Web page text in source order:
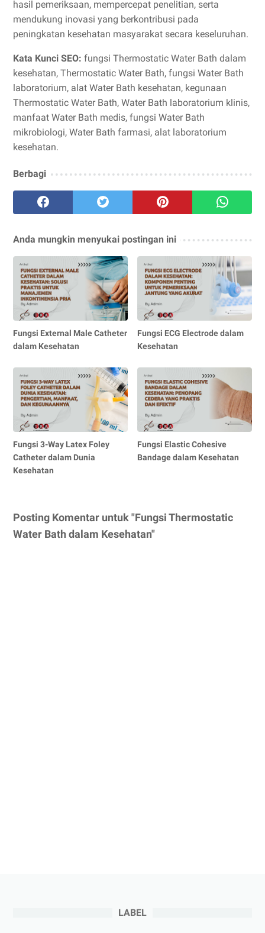
hasil pemeriksaan, mempercepat penelitian, serta
mendukung inovasi yang berkontribusi pada
peningkatan kesehatan masyarakat secara keseluruhan.
Kata Kunci SEO: fungsi Thermostatic Water Bath dalam
kesehatan, Thermostatic Water Bath, fungsi Water Bath
laboratorium, alat Water Bath kesehatan, kegunaan
Thermostatic Water Bath, Water Bath laboratorium klinis,
manfaat Water Bath medis, fungsi Water Bath
mikrobiologi, Water Bath farmasi, alat laboratorium
kesehatan.
Berbagi
Anda mungkin menyukai postingan ini
Fungsi External Male Catheter
dalam Kesehatan
Fungsi ECG Electrode dalam
Kesehatan
Fungsi 3-Way Latex Foley
Catheter dalam Dunia
Kesehatan
Fungsi Elastic Cohesive
Bandage dalam Kesehatan
Posting Komentar untuk "Fungsi Thermostatic
Water Bath dalam Kesehatan"
LABEL